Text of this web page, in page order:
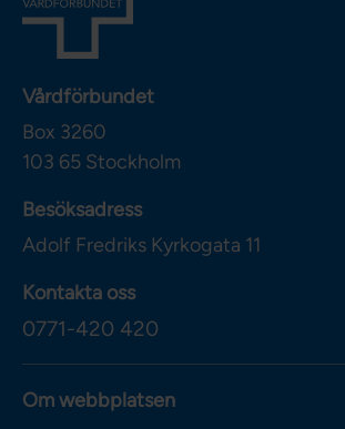
Vårdförbundet
Box 3260
103 65 Stockholm
Besöksadress
Adolf Fredriks Kyrkogata 11
Kontakta oss
0771-420 420
Om webbplatsen